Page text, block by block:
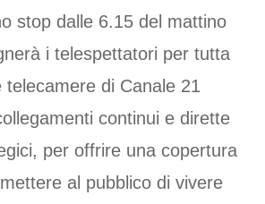
stop dalle 6.15 del mattino
i telespettatori per tutta
telecamere di Canale 21
continui e dirette
per offrire una copertura
al pubblico di vivere